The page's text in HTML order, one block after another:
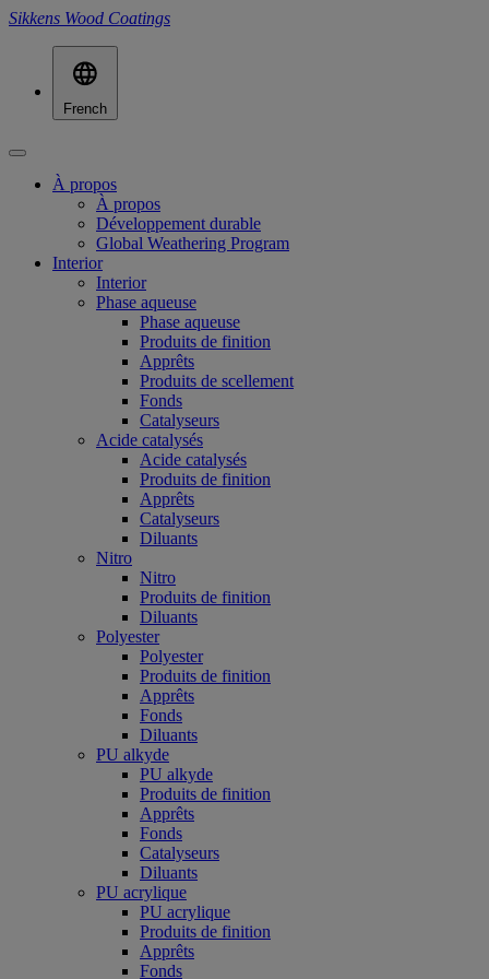
Sikkens Wood Coatings
French
À propos
À propos
Développement durable
Global Weathering Program
Interior
Interior
Phase aqueuse
Phase aqueuse
Produits de finition
Apprêts
Produits de scellement
Fonds
Catalyseurs
Acide catalysés
Acide catalysés
Produits de finition
Apprêts
Catalyseurs
Diluants
Nitro
Nitro
Produits de finition
Diluants
Polyester
Polyester
Produits de finition
Apprêts
Fonds
Diluants
PU alkyde
PU alkyde
Produits de finition
Apprêts
Fonds
Catalyseurs
Diluants
PU acrylique
PU acrylique
Produits de finition
Apprêts
Fonds